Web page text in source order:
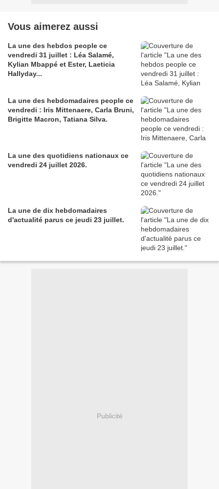
Vous aimerez aussi
La une des hebdos people ce
vendredi 31 juillet : Léa Salamé,
Kylian Mbappé et Ester, Laeticia
Hallyday...
La une des hebdomadaires people ce
vendredi : Iris Mittenaere, Carla Bruni,
Brigitte Macron, Tatiana Silva.
La une des quotidiens nationaux ce
vendredi 24 juillet 2026.
La une de dix hebdomadaires
d'actualité parus ce jeudi 23 juillet.
Publicité